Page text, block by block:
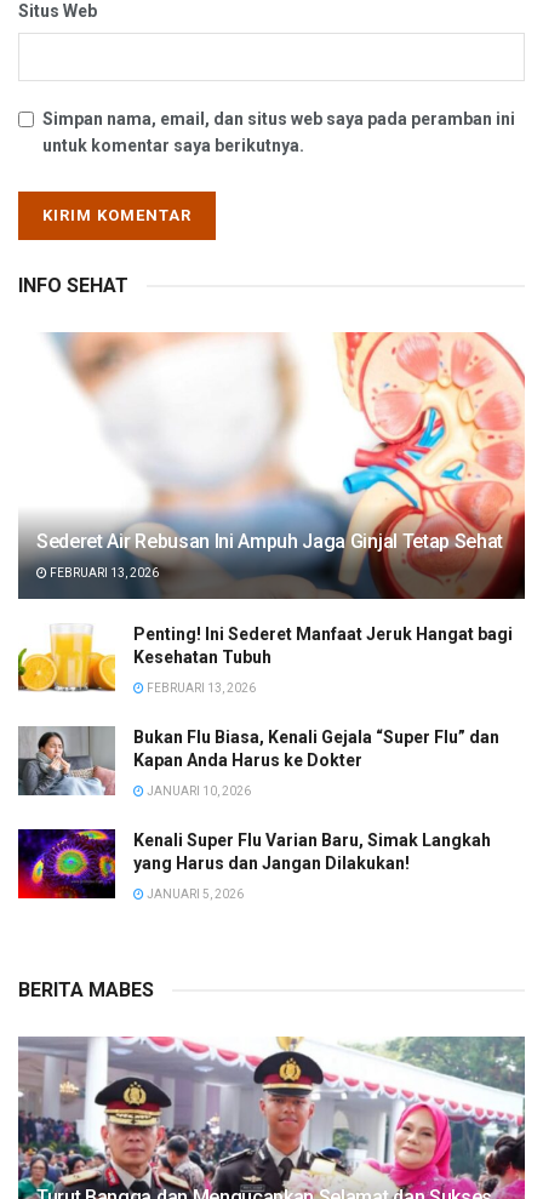
Situs Web
Simpan nama, email, dan situs web saya pada peramban ini
untuk komentar saya berikutnya.
INFO SEHAT
Sederet Air Rebusan Ini Ampuh Jaga Ginjal Tetap Sehat
FEBRUARI 13, 2026
Penting! Ini Sederet Manfaat Jeruk Hangat bagi
Kesehatan Tubuh
FEBRUARI 13, 2026
Bukan Flu Biasa, Kenali Gejala “Super Flu” dan
Kapan Anda Harus ke Dokter
JANUARI 10, 2026
Kenali Super Flu Varian Baru, Simak Langkah
yang Harus dan Jangan Dilakukan!
JANUARI 5, 2026
BERITA MABES